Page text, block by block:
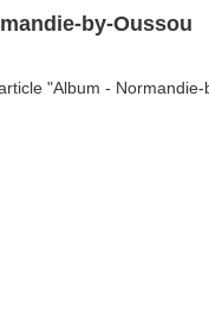
by-Oussou